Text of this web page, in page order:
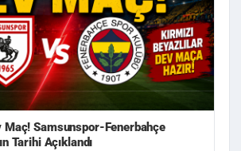
Maç! Samsunspor-Fenerbahçe
Tarihi Açıklandı